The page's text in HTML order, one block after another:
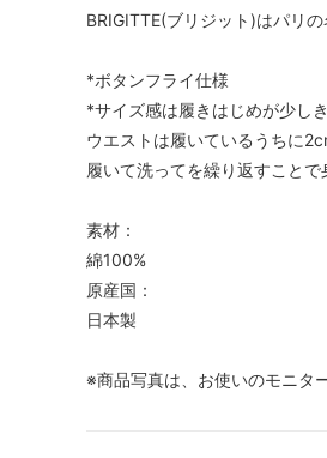
BRIGITTE(ブリジット)はパリの
*ボタンフライ仕様
*サイズ感は履きはじめが少し
ウエストは履いているうちに
履いて洗ってを繰り返すこと
素材：
綿100%
原産国：
日本製
※商品写真は、お使いのモニタ